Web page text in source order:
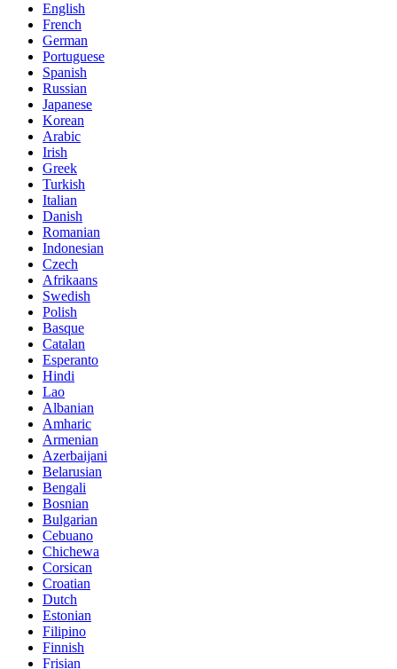
English
French
German
Portuguese
Spanish
Russian
Japanese
Korean
Arabic
Irish
Greek
Turkish
Italian
Danish
Romanian
Indonesian
Czech
Afrikaans
Swedish
Polish
Basque
Catalan
Esperanto
Hindi
Lao
Albanian
Amharic
Armenian
Azerbaijani
Belarusian
Bengali
Bosnian
Bulgarian
Cebuano
Chichewa
Corsican
Croatian
Dutch
Estonian
Filipino
Finnish
Frisian